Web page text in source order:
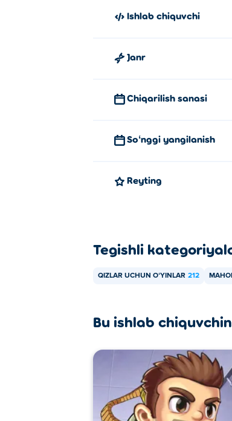
Ishlab chiquvchi
Janr
Chiqarilish sanasi
Soʻnggi yangilanish
Reyting
Tegishli
QIZLAR UCHUN OʻYINLAR 212
Bu ishlab